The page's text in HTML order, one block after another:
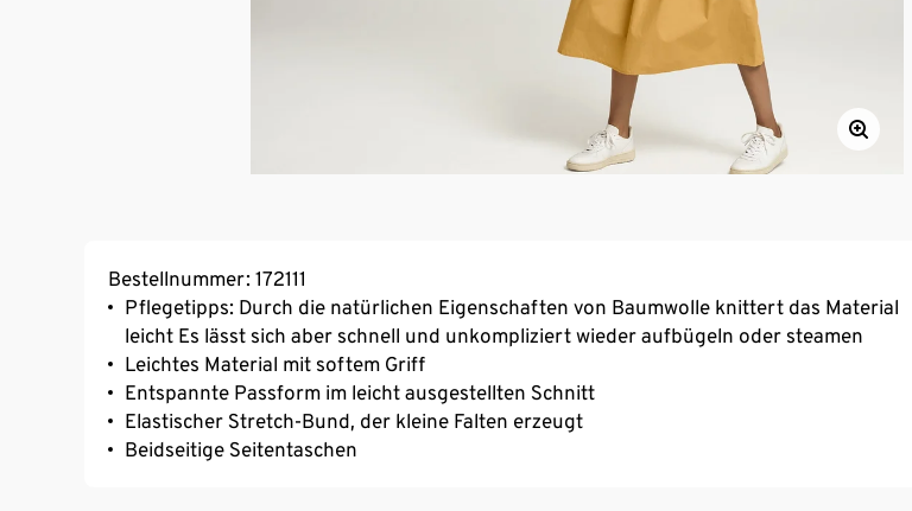
Bestellnummer: 172111
Pflegetipps: Durch die natürlichen Eigenschaften von Baumwolle knittert das Material
leicht Es lässt sich aber schnell und unkompliziert wieder aufbügeln oder steamen
Leichtes Material mit softem Griff
Entspannte Passform im leicht ausgestellten Schnitt
Elastischer Stretch-Bund, der kleine Falten erzeugt
Beidseitige Seitentaschen